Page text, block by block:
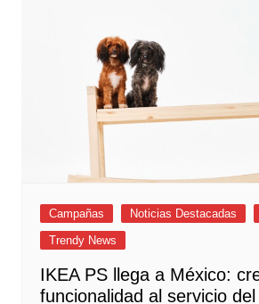
Campañas Noticias Destacadas
Trendy News
IKEA PS llega a México:
funcionalidad al servicio